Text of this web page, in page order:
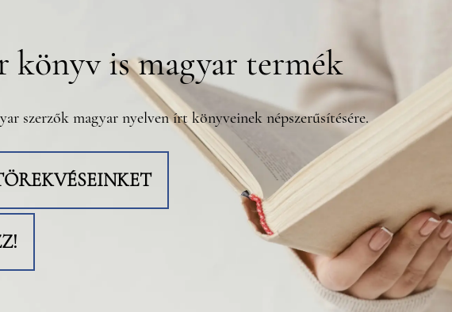
könyv is magyar termék
szerzők magyar nyelven írt könyveinek népszerűsítésére.